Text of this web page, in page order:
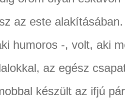
az este
humoros -, volt, aki
az egész
készült az ifjú